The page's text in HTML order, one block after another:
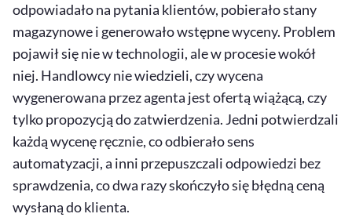
odpowiadało na pytania klientów, pobierało stany
magazynowe i generowało wstępne wyceny. Problem
pojawił się nie w technologii, ale w procesie wokół
niej. Handlowcy nie wiedzieli, czy wycena
wygenerowana przez agenta jest ofertą wiążącą, czy
tylko propozycją do zatwierdzenia. Jedni potwierdzali
każdą wycenę ręcznie, co odbierało sens
automatyzacji, a inni przepuszczali odpowiedzi bez
sprawdzenia, co dwa razy skończyło się błędną ceną
wysłaną do klienta.